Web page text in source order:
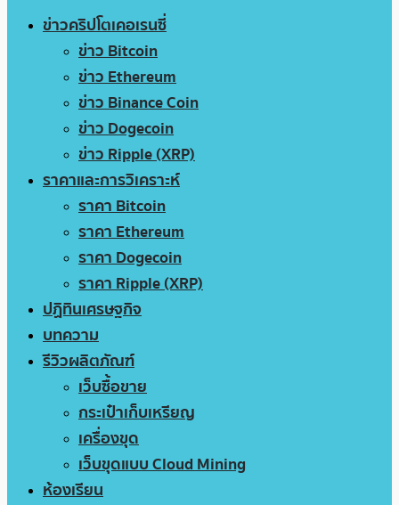
ข่าวคริปโตเคอเรนซี่
ข่าว Bitcoin
ข่าว Ethereum
ข่าว Binance Coin
ข่าว Dogecoin
ข่าว Ripple (XRP)
ราคาและการวิเคราะห์
ราคา Bitcoin
ราคา Ethereum
ราคา Dogecoin
ราคา Ripple (XRP)
ปฏิทินเศรษฐกิจ
บทความ
รีวิวผลิตภัณฑ์
เว็บซื้อขาย
กระเป๋าเก็บเหรียญ
เครื่องขุด
เว็บขุดแบบ Cloud Mining
ห้องเรียน